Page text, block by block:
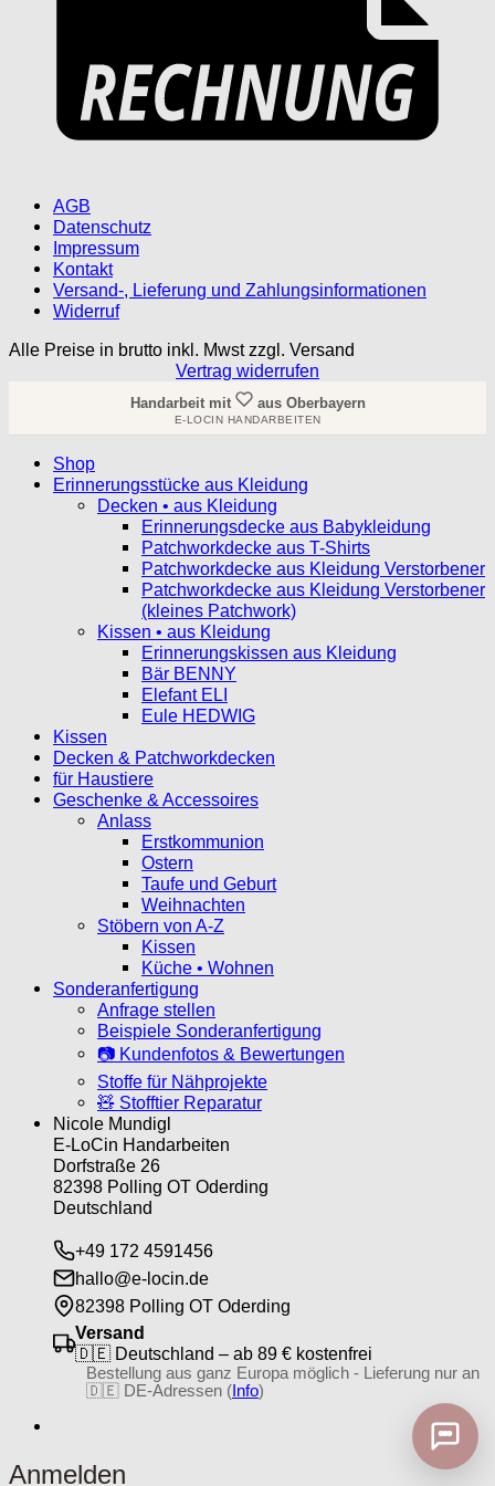
AGB
Datenschutz
Impressum
Kontakt
Versand-, Lieferung und Zahlungsinformationen
Widerruf
Alle Preise in brutto inkl. Mwst zzgl. Versand
Vertrag widerrufen
Handarbeit mit aus Oberbayern
E-LOCIN HANDARBEITEN
Shop
Erinnerungsstücke aus Kleidung
Decken • aus Kleidung
Erinnerungsdecke aus Babykleidung
Patchworkdecke aus T-Shirts
Patchworkdecke aus Kleidung Verstorbener
Patchworkdecke aus Kleidung Verstorbener
(kleines Patchwork)
Kissen • aus Kleidung
Erinnerungskissen aus Kleidung
Bär BENNY
Elefant ELI
Eule HEDWIG
Kissen
Decken & Patchworkdecken
für Haustiere
Geschenke & Accessoires
Anlass
Erstkommunion
Ostern
Taufe und Geburt
Weihnachten
Stöbern von A-Z
Kissen
Küche • Wohnen
Sonderanfertigung
Anfrage stellen
Beispiele Sonderanfertigung
📷 Kundenfotos & Bewertungen
Stoffe für Nähprojekte
🧸 Stofftier Reparatur
Nicole Mundigl
E-LoCin Handarbeiten
Dorfstraße 26
82398 Polling OT Oderding
Deutschland
+49 172 4591456
hallo@e-locin.de
82398 Polling OT Oderding
Versand
🇩🇪 Deutschland – ab 89 € kostenfrei
Bestellung aus ganz Europa möglich - Lieferung nur an
🇩🇪 DE-Adressen ( Info)
Anmelden